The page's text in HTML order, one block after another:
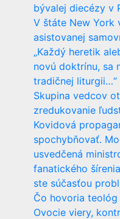
bývalej diecézy v
V štáte New York
asistovanej
„Každý heretik
novú doktrínu, sa
tradičnej liturgii…“
Skupina vedcov
zredukovanie
Kovidová
spochybňovať.
usvedčená
fanatického
ste súčasťou
Čo hovoria
Ovocie viery,